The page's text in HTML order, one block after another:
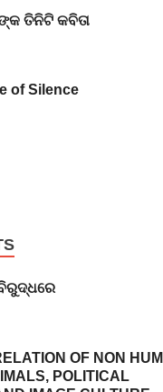
ତିନିଟି କବିତା
of Silence
OF NON
POLITICAL